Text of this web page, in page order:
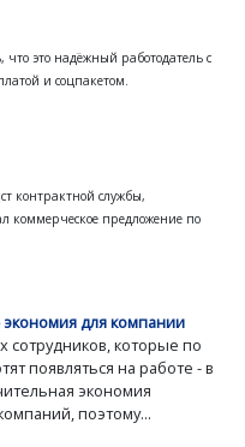
это надёжный работодатель с
и соцпакетом.
контрактной службы,
коммерческое предложение по
экономия для компании
сотрудников, которые по
появляться на работе - в
экономия
поэтому...